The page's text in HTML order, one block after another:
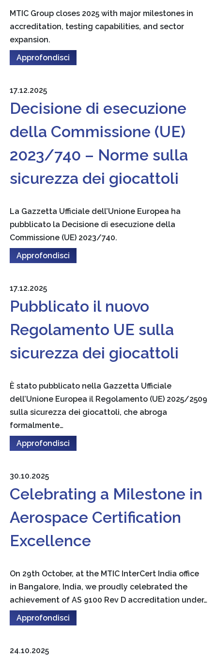
MTIC Group closes 2025 with major milestones in
accreditation, testing capabilities, and sector
expansion.
Approfondisci
17.12.2025
Decisione di esecuzione
della Commissione (UE)
2023/740 – Norme sulla
sicurezza dei giocattoli
La Gazzetta Ufficiale dell’Unione Europea ha
pubblicato la Decisione di esecuzione della
Commissione (UE) 2023/740.
Approfondisci
17.12.2025
Pubblicato il nuovo
Regolamento UE sulla
sicurezza dei giocattoli
È stato pubblicato nella Gazzetta Ufficiale
dell’Unione Europea il Regolamento (UE) 2025/2509
sulla sicurezza dei giocattoli, che abroga
formalmente…
Approfondisci
30.10.2025
Celebrating a Milestone in
Aerospace Certification
Excellence
On 29th October, at the MTIC InterCert India office
in Bangalore, India, we proudly celebrated the
achievement of AS 9100 Rev D accreditation under…
Approfondisci
24.10.2025